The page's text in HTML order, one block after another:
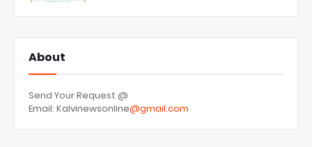
About
Send Your Request @
Email: Kalvinewsonline@gmail.com